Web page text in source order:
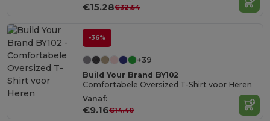
€15.28€32.54
-36%
+39
Build Your Brand BY102
Comfortabele Oversized T-Shirt voor Heren
Vanaf:
€9.16€14.40